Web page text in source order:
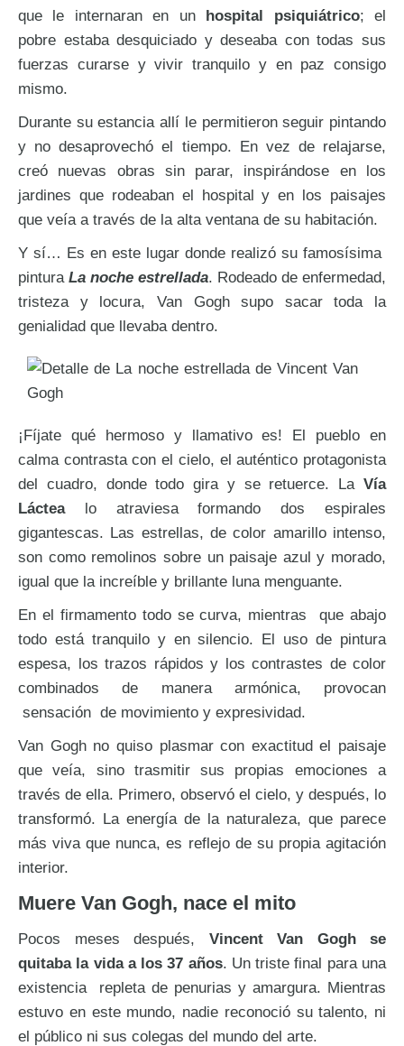
que le internaran en un hospital psiquiátrico; el
pobre estaba desquiciado y deseaba con todas sus
fuerzas curarse y vivir tranquilo y en paz consigo
mismo.
Durante su estancia allí le permitieron seguir pintando
y no desaprovechó el tiempo. En vez de relajarse,
creó nuevas obras sin parar, inspirándose en los
jardines que rodeaban el hospital y en los paisajes
que veía a través de la alta ventana de su habitación.
Y sí… Es en este lugar donde realizó su famosísima
pintura La noche estrellada. Rodeado de enfermedad,
tristeza y locura, Van Gogh supo sacar toda la
genialidad que llevaba dentro.
¡Fíjate qué hermoso y llamativo es! El pueblo en
calma contrasta con el cielo, el auténtico protagonista
del cuadro, donde todo gira y se retuerce. La Vía
Láctealo atraviesa formando dos espirales
gigantescas. Las estrellas, de color amarillo intenso,
son como remolinos sobre un paisaje azul y morado,
igual que la increíble y brillante luna menguante.
En el firmamento todo se curva, mientras que abajo
todo está tranquilo y en silencio. El uso de pintura
espesa, los trazos rápidos y los contrastes de color
combinados de manera armónica, provocan
sensación de movimiento y expresividad.
Van Gogh no quiso plasmar con exactitud el paisaje
que veía, sino trasmitir sus propias emociones a
través de ella. Primero, observó el cielo, y después, lo
transformó. La energía de la naturaleza, que parece
más viva que nunca, es reflejo de su propia agitación
interior.
Muere Van Gogh, nace el mito
Pocos meses después, Vincent Van Gogh se
quitaba la vida a los 37 años. Un triste final para una
existencia repleta de penurias y amargura. Mientras
estuvo en este mundo, nadie reconoció su talento, ni
el público ni sus colegas del mundo del arte.